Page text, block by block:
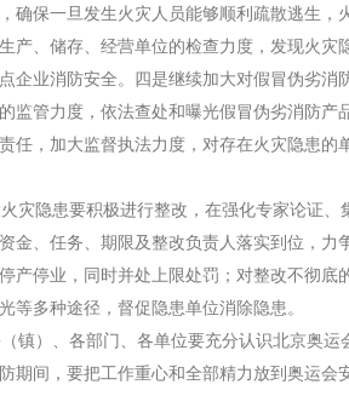
确保一旦发生火灾人员能够顺利疏散逃生
产、储存、经营单位的检查力度，发现火
企业消防安全。四是继续加大对假冒伪劣
监管力度，依法查处和曝光假冒伪劣消防
任，加大监督执法力度，对存在火灾隐患
隐患要积极进行整改，在强化专家论证
金、任务、期限及整改负责人落实到位，
产停业，同时并处上限处罚；对整改不彻
等多种途径，督促隐患单位消除隐患。
）、各部门、各单位要充分认识北京奥
间，要把工作重心和全部精力放到奥运会